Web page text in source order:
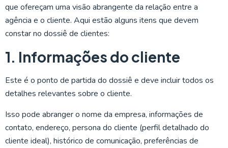
que ofereçam uma visão abrangente da relação entre a
agência e o cliente. Aqui estão alguns itens que devem
constar no dossiê de clientes:
1. Informações do cliente
Este é o ponto de partida do dossiê e deve incluir todos os
detalhes relevantes sobre o cliente.
Isso pode abranger o nome da empresa, informações de
contato, endereço, persona do cliente (perfil detalhado do
cliente ideal), histórico de comunicação, preferências de